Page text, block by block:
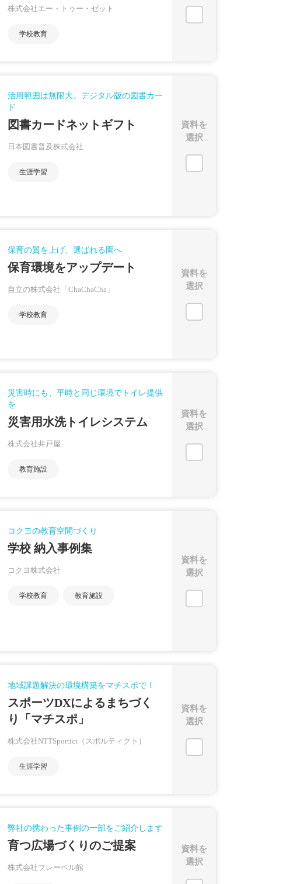
株式会社エー・トゥー・ゼット
学校教育
活用範囲は無限大。デジタル版の図書カー
ド
図書カードネットギフト
日本図書普及株式会社
生涯学習
資料を
選択
保育の質を上げ、選ばれる園へ
保育環境をアップデート
自立の株式会社「ChaChaCha」
学校教育
資料を
選択
災害時にも、平時と同じ環境でトイレ提供
を
災害用水洗トイレシステム
株式会社井戸屋
教育施設
資料を
選択
コクヨの教育空間づくり
学校 納入事例集
コクヨ株式会社
学校教育 教育施設
資料を
選択
地域課題解決の環境構築をマチスポで！
スポーツDXによるまちづく
り「マチスポ」
株式会社NTTSportict（スポルティクト）
生涯学習
資料を
選択
弊社の携わった事例の一部をご紹介します
育つ広場づくりのご提案
株式会社フレーベル館
資料を
選択